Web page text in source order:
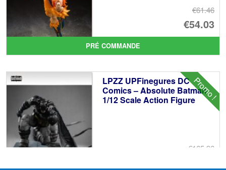
€61.46
Le
€54.03
Le
PRÉ COMMANDE
Promo !
LPZZ UPFinegures DC
Comics – Absolute Batman
1/12 Scale Action Figure
€165.96